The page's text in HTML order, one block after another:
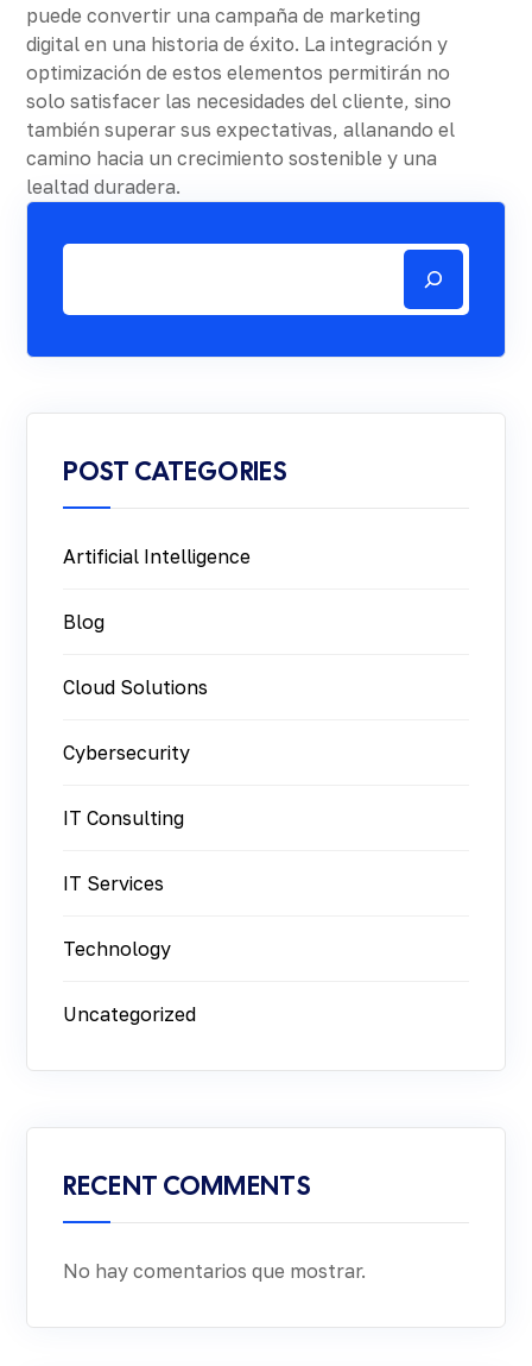
puede convertir una campaña de marketing
digital en una historia de éxito. La integración y
optimización de estos elementos permitirán no
solo satisfacer las necesidades del cliente, sino
también superar sus expectativas, allanando el
camino hacia un crecimiento sostenible y una
lealtad duradera.
POST CATEGORIES
Artificial Intelligence
Blog
Cloud Solutions
Cybersecurity
IT Consulting
IT Services
Technology
Uncategorized
RECENT COMMENTS
No hay comentarios que mostrar.